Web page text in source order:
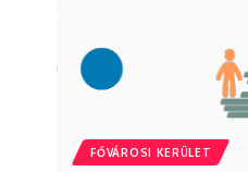
FŐVÁROSI KERÜLET